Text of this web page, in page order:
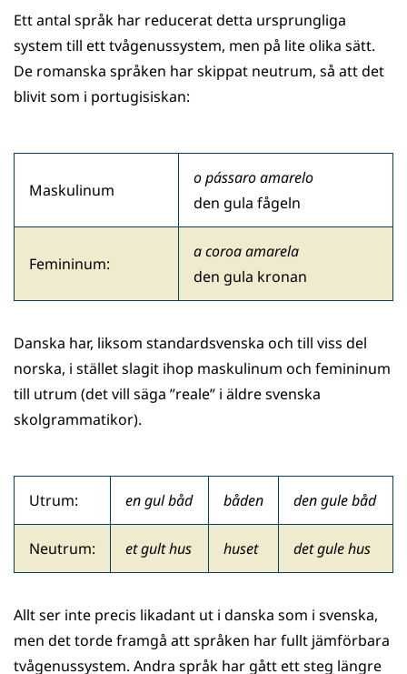
Ett antal språk har reducerat detta ursprungliga
system till ett tvågenussystem, men på lite olika sätt.
De romanska språken har skippat neutrum, så att det
blivit som i portugisiskan:
Maskulinum
o pássaro amarelo
den gula fågeln
Femininum:
a coroa amarela
den gula kronan
Danska har, liksom standardsvenska och till viss del
norska, i stället slagit ihop maskulinum och femininum
till utrum (det vill säga ”reale” i äldre svenska
skolgrammatikor).
Utrum: en gul båd båden den gule båd
Neutrum: et gult hus huset det gule hus
Allt ser inte precis likadant ut i danska som i svenska,
men det torde framgå att språken har fullt jämförbara
tvågenussystem. Andra språk har gått ett steg längre